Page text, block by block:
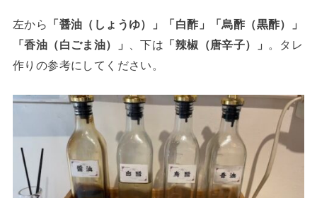
左から
「醤油（しょうゆ）」「白酢」「烏酢（黒酢）」
「香油（白ごま油）」
、下は 「辣椒（唐辛子）」
。タレ
作りの参考にしてください。